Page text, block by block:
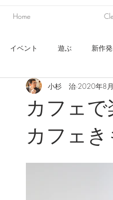
Home
イベント 遊ぶ 新作
ワークショップ 出展 デ
着付サービス 大島
カフェ
カフェ
小杉 治 2020年8